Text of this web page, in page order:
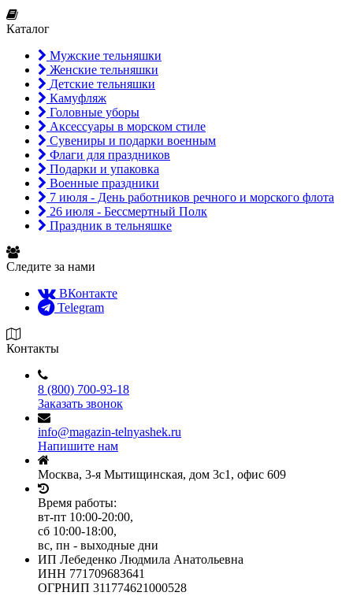
Каталог
Мужские тельняшки
Женские тельняшки
Детские тельняшки
Камуфляж
Головные уборы
Аксессуары в морском стиле
Сувениры и подарки военным
Флаги для праздников
Подарки и упаковка
Военные праздники
7 июля - День работников речного и морского флота
26 июля - Бессмертный Полк
Праздник в тельняшке
Следите за нами
ВКонтакте
Telegram
Контакты
8 (800) 700-93-18
Заказать звонок
info@magazin-telnyashek.ru
Напишите нам
Москва, 3-я Мытищинская, дом 3с1, офис 609
Время работы:
вт-пт 10:00-20:00,
сб 10:00-18:00,
вс, пн - выходные дни
ИП Лебеденко Людмила Анатольевна
ИНН 771709683641
ОГРНИП 311774621000528